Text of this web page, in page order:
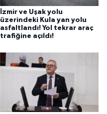
İzmir ve Uşak yolu
üzerindeki Kula yan yolu
asfaltlandı! Yol tekrar araç
trafiğine açıldı!